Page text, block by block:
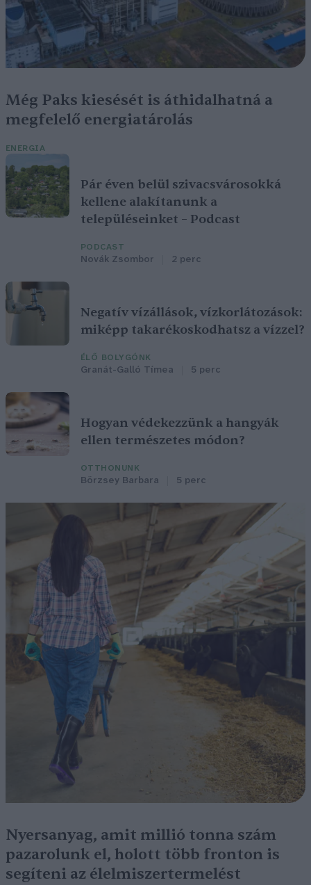
Még Paks kiesését is áthidalhatná a
megfelelő energiatárolás
ENERGIA
Pár éven belül szivacsvárosokká
kellene alakítanunk a
településeinket – Podcast
PODCAST
Novák Zsombor 2 perc
Negatív vízállások, vízkorlátozások:
miképp takarékoskodhatsz a vízzel?
ÉLŐ BOLYGÓNK
Granát-Galló Tímea 5 perc
Hogyan védekezzünk a hangyák
ellen természetes módon?
OTTHONUNK
Börzsey Barbara 5 perc
Nyersanyag, amit millió tonna szám
pazarolunk el, holott több fronton is
segíteni az élelmiszertermelést